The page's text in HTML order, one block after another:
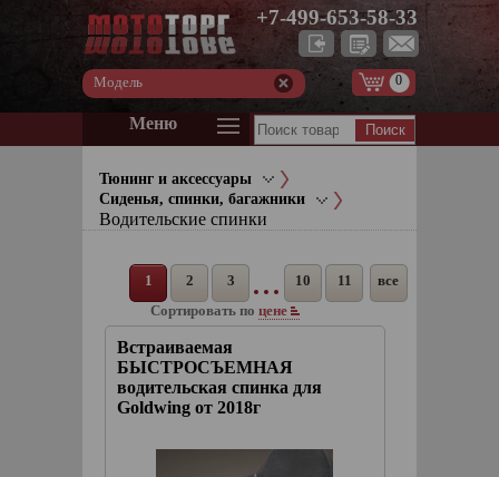
+7-499-653-58-33
Модель 0
Меню
Тюнинг и аксессуары
Сиденья, спинки, багажники
Водительские спинки
1 2 3 10 11
все
Сортировать по цене
Встраиваемая
БЫСТРОСЪЕМНАЯ
водительская спинка для
Goldwing от 2018г